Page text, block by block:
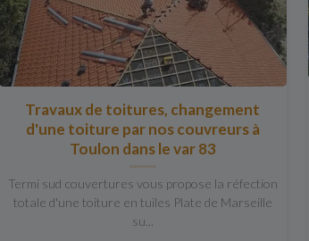
Travaux de toitures, changement
d'une toiture par nos couvreurs à
Toulon dans le var 83
Termi sud couvertures vous propose la réfection
totale d'une toiture en tuiles Plate de Marseille
su...